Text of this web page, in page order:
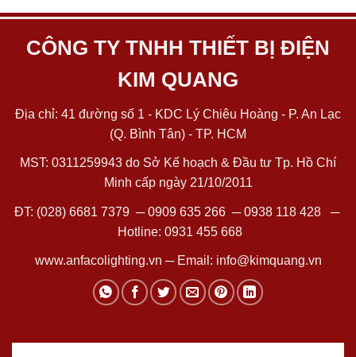
CÔNG TY TNHH THIẾT BỊ ĐIỆN
KIM QUANG
Địa chỉ: 41 đường số 1 - KDC Lý Chiêu Hoàng - P. An Lạc
(Q. Bình Tân) - TP. HCM
MST: 0311259943 do Sở Kế hoạch & Đầu tư Tp. Hồ Chí
Minh cấp ngày 21/10/2011
ĐT: (028) 6681 7379 ─0909 635 266─0938 118 428─
Hotline: 0931 455 668
www.anfacolighting.vn ─ Email: info@kimquang.vn